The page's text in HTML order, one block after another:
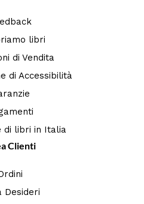
libri
di Vendita
di Accessibilità
di libri in Italia
Clienti
Desideri